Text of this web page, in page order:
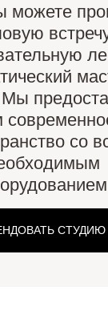
СТУДИЮ
можете
Мы
со